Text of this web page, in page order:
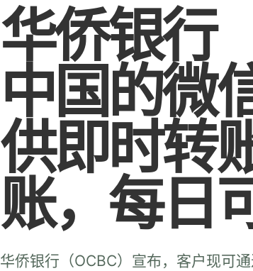
华侨银行
中国的微
供即时转
账，每日
华侨银行（OCBC）宣布，客户现可